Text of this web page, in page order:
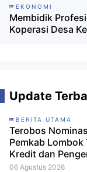
EKONOMI
Membidik
Koperasi Desa
Update
BERITA UTAMA
Terobos
Pemkab
Kredit dan
Porang
06 Agustus 2026